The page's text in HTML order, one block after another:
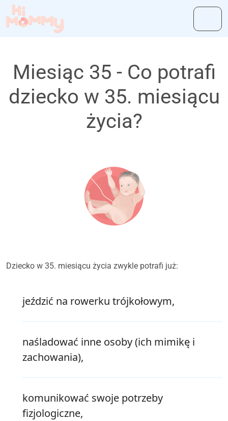
Miesiąc 35 - Co potrafi
dziecko w 35. miesiącu
życia?
Dziecko w 35. miesiącu życia zwykle potrafi już:
jeździć na rowerku trójkołowym,
naśladować inne osoby (ich mimikę i
zachowania),
komunikować swoje potrzeby
fizjologiczne,